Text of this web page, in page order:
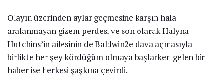
Olayın üzerinden aylar geçmesine karşın hala
aralanmayan gizem perdesi ve son olarak Halyna
Hutchins’in ailesinin de Baldwin2e dava açmasıyla
birlikte her şey kördüğüm olmaya başlarken gelen bir
haber ise herkesi şaşkına çevirdi.